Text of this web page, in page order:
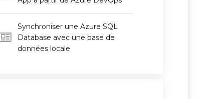
Synchroniser une Azure SQL
Database avec une base de
données locale